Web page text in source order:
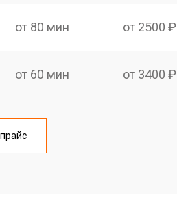
от 80 мин от 2500 ₽
от 60 мин от 3400 ₽
от 80 мин